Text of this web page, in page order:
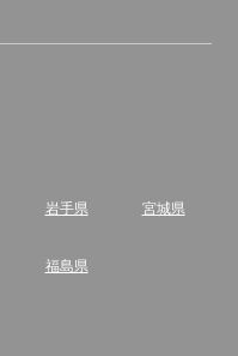
岩手県 宮城県
福島県